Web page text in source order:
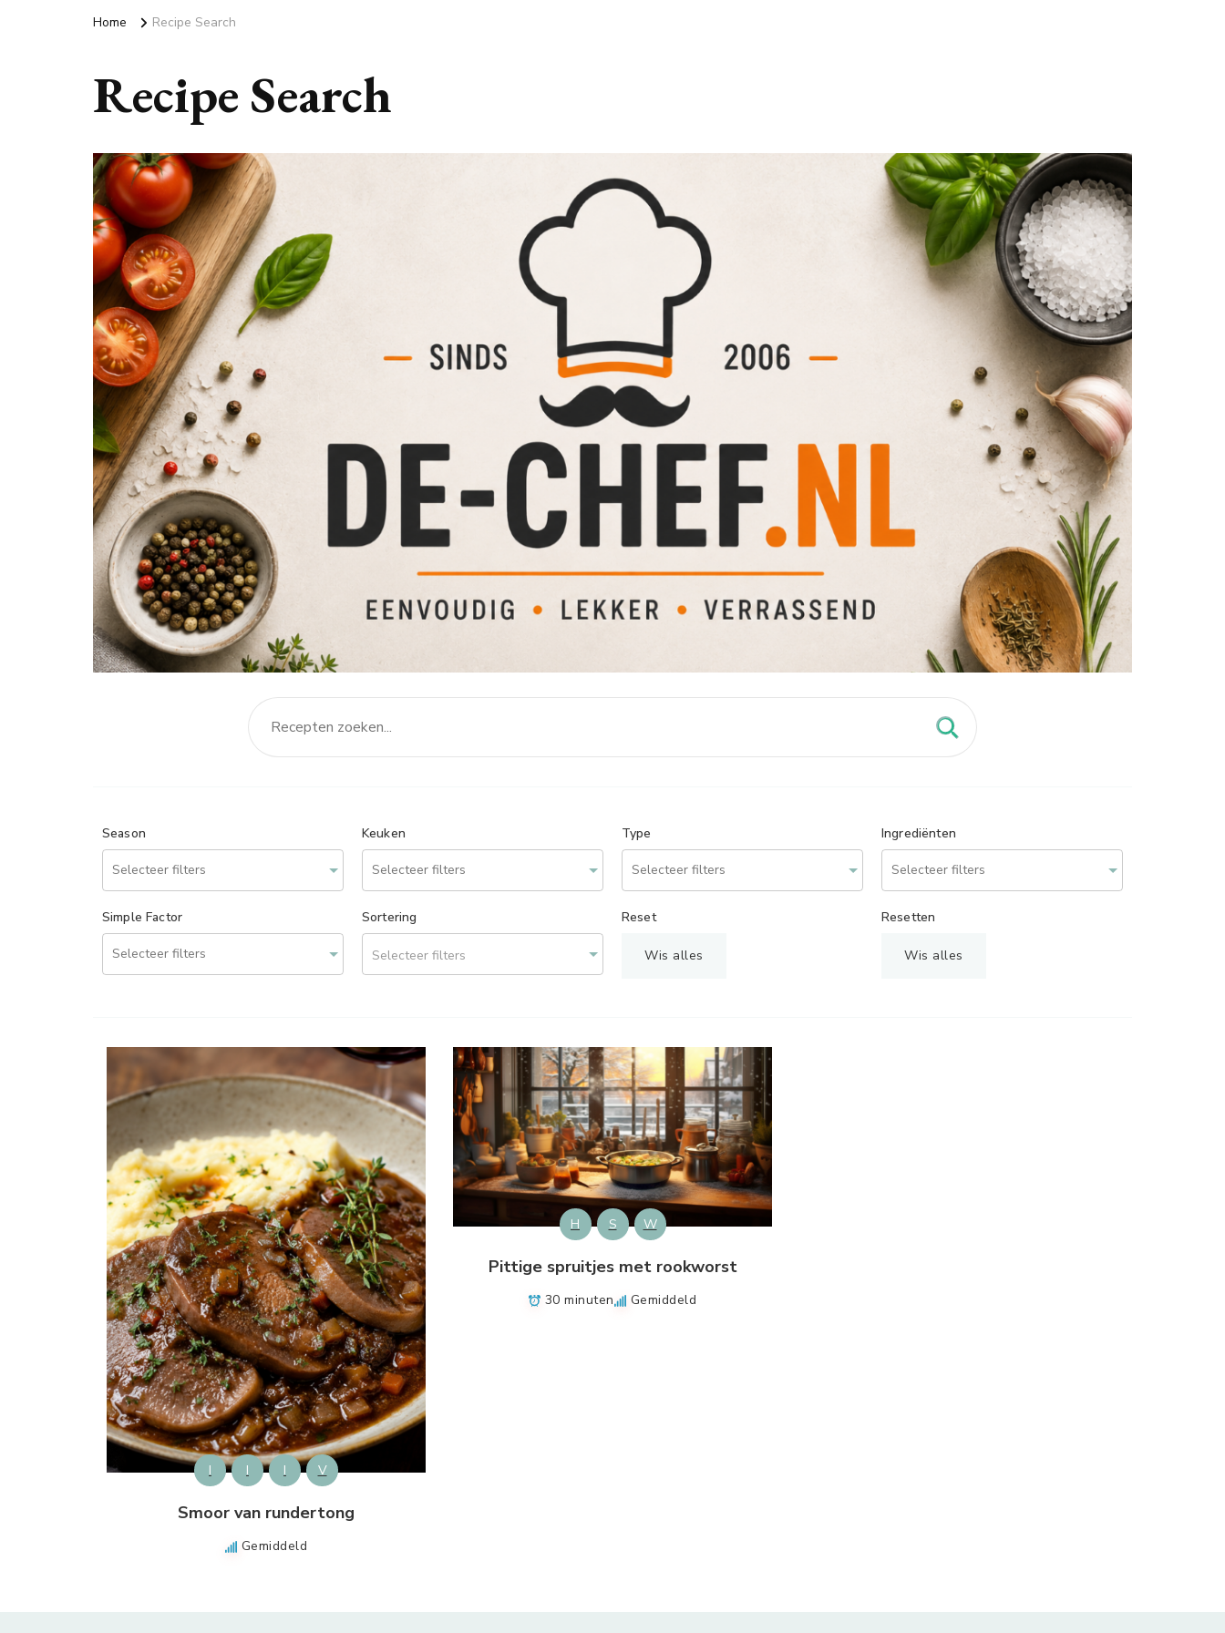
Home Recipe Search
Recipe Search
Season Keuken Type Ingrediënten
Simple Factor Sortering
Selecteer filters
Reset
Wis alles
Resetten
Wis alles
I I I V
Smoor van rundertong
Gemiddeld
H S W
Pittige spruitjes met rookworst
30 minuten Gemiddeld